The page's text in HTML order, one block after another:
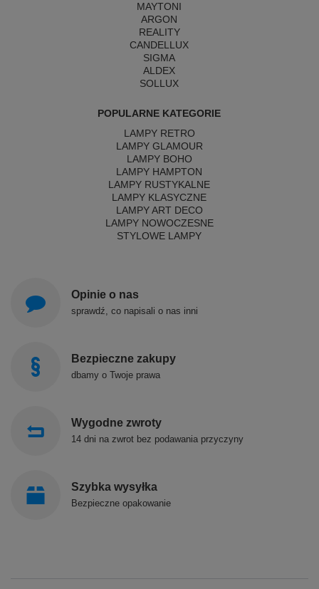
MAYTONI
ARGON
REALITY
CANDELLUX
SIGMA
ALDEX
SOLLUX
POPULARNE KATEGORIE
LAMPY RETRO
LAMPY GLAMOUR
LAMPY BOHO
LAMPY HAMPTON
LAMPY RUSTYKALNE
LAMPY KLASYCZNE
LAMPY ART DECO
LAMPY NOWOCZESNE
STYLOWE LAMPY
Opinie o nas
sprawdź, co napisali o nas inni
Bezpieczne zakupy
dbamy o Twoje prawa
Wygodne zwroty
14 dni na zwrot bez podawania przyczyny
Szybka wysyłka
Bezpieczne opakowanie